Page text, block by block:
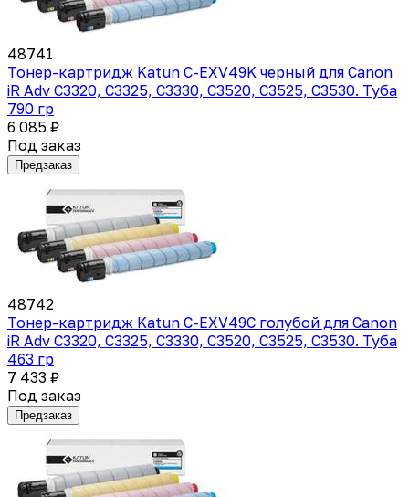
48741
Тонер-картридж Katun C-EXV49K черный для Canon
iR Adv C3320, C3325, C3330, C3520, C3525, C3530. Туба
790 гр
6 085 ₽
Под заказ
Предзаказ
48742
Тонер-картридж Katun C-EXV49C голубой для Canon
iR Adv C3320, C3325, C3330, C3520, C3525, C3530. Туба
463 гр
7 433 ₽
Под заказ
Предзаказ